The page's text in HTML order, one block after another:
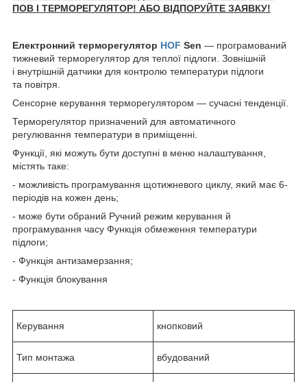
ПОВ І ТЕРМОРЕГУЛЯТОР! АБО ВІДПОРУЙТЕ ЗАЯВКУ!
Електронний терморегулятор HOF Sen — програмований
тижневий терморегулятор для теплої підлоги. Зовнішній
і внутрішній датчики для контролю температури підлоги
та повітря.
Сенсорне керування терморегулятором — сучасні тенденції.
Терморегулятор призначений для автоматичного
регулювання температури в приміщенні.
Функції, які можуть бути доступні в меню налаштування,
містять таке:
- можливість програмування щотижневого циклу, який має 6-
періодів на кожен день;
- може бути обраний Ручний режим керування й
програмування часу Функція обмеження температури
підлоги;
- Функція антизамерзання;
- Функція блокування
Керування кнопковий
Тип монтажа вбудований